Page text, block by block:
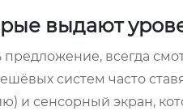
выдают
всегда
систем часто
и сенсорный экран,